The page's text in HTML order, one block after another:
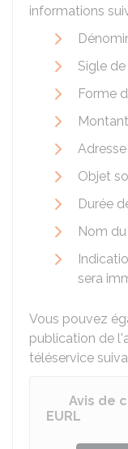
informations
Sigle
Forme
Objet
Durée
Nom
sera
Vous pouvez
publication de
téléservice
Avis de
EURL